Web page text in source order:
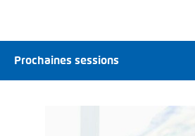
Prochaines sessions